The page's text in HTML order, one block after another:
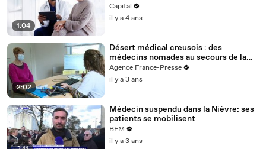
1:04
d'exercer en France
Capital
il y a 4 ans
2:02
Désert médical creusois : des
médecins nomades au secours de la
population
Agence France-Presse
il y a 3 ans
Médecin suspendu dans la Nièvre: ses
patients se mobilisent
BFM
il y a 3 ans